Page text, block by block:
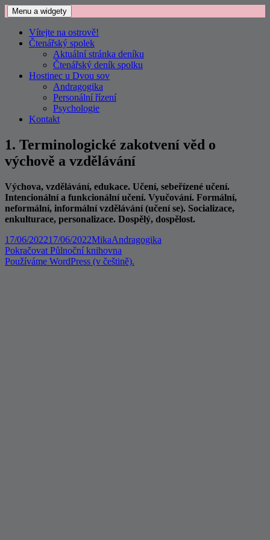
Přejít
k
obsahu
webu
Menu a widgety
Vítejte na ostrově!
Čtenářský spolek
Aktuální stránka deníku
Čtenářský deník spolku
Hostinec u Dvou sov
Andragogika
Personální řízení
Psychologie
Kontakt
1. Terminologické zakotvení věd o
výchově a vzdělávání
Výchova, vzdělávání, edukace. Učení, sebeřízené učení.
Intencionální a funkcionální učení. Vyučování. Formální,
neformální, informální vzdělávání (učení se). Socializace,
enkulturace, personalizace. Dospělý, dospělost.
Publikováno:
17/06/202217/06/2022Autor:
MikaRubriky:
Andragogika
Navigace
pro
Pokračovat Následující
příspěvek:
Půlnoční knihovna
Používáme WordPress (v češtině).